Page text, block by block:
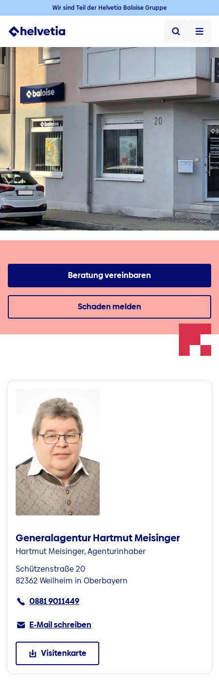
Wir sind Teil der Helvetia Baloise Gruppe
Privatkunden
Firmenkunden
Vertriebspartner
Unternehmen
Kontakt & Service
Jobs
Beratung vereinbaren
Schaden melden
Generalagentur Hartmut Meisinger
Hartmut Meisinger, Agenturinhaber
Schützenstraße 20
82362 Weilheim in Oberbayern
0881 9011449
E-Mail schreiben
Visitenkarte